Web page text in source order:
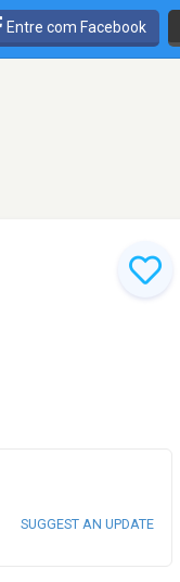
Entre com Facebook
SUGGEST AN UPDATE